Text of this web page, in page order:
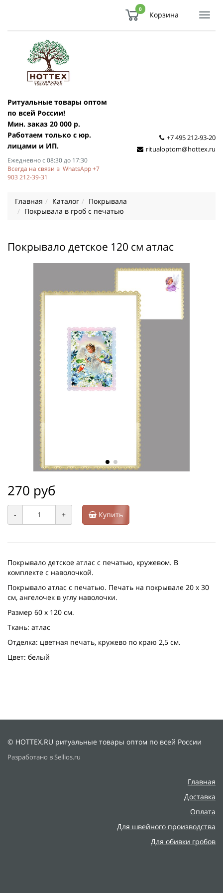
0
Корзина
Ритуальные товары оптом
по всей России!
Мин. заказ 20 000 р.
Работаем только с юр.
лицами и ИП.
Ежедневно с 08:30 до 17:30
Всегда на связи в WhatsApp +7
903 212-39-31
+7 495 212-93-20
ritualoptom@hottex.ru
Главная Каталог
Покрывала
Покрывала в гроб с печатью
Покрывало детское 120 см атлас
270 руб
- + Купить
Покрывало детское атлас с печатью, кружевом. В
комплекте с наволочкой.
Покрывало атлас с печатью. Печать на покрывале 20 х 30
см, ангелочек в углу наволочки.
Размер 60 х 120 см.
Ткань: атлас
Отделка: цветная печать, кружево по краю 2,5 см.
Цвет: белый
© HOTTEX.RU ритуальные товары оптом по всей России
Разработано в Sellios.ru
Главная
Доставка
Оплата
Для швейного производства
Для обивки гробов